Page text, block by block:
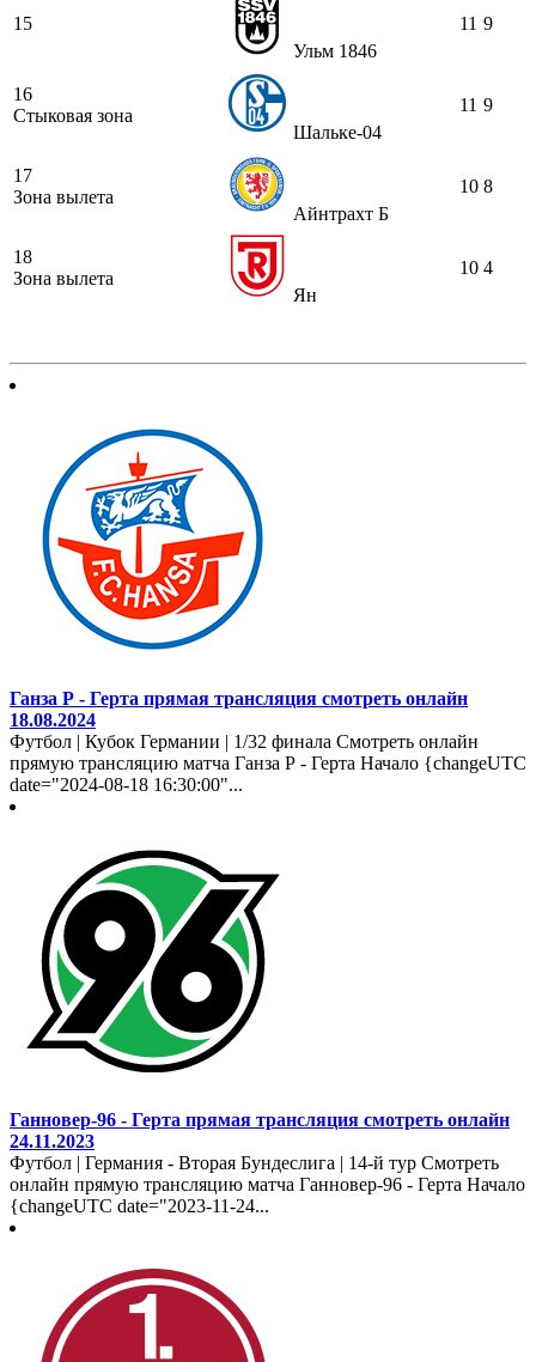
15
Ульм 1846
11 9
16
Стыковая зона
Шальке-04
11 9
17
Зона вылета
Айнтрахт Б
10 8
18
Зона вылета
Ян
10 4
Ганза Р - Герта прямая трансляция смотреть онлайн
18.08.2024
Футбол | Кубок Германии | 1/32 финала Смотреть онлайн
прямую трансляцию матча Ганза Р - Герта Начало {changeUTC
date="2024-08-18 16:30:00"...
Ганновер-96 - Герта прямая трансляция смотреть онлайн
24.11.2023
Футбол | Германия - Вторая Бундеслига | 14-й тур Смотреть
онлайн прямую трансляцию матча Ганновер-96 - Герта Начало
{changeUTC date="2023-11-24...